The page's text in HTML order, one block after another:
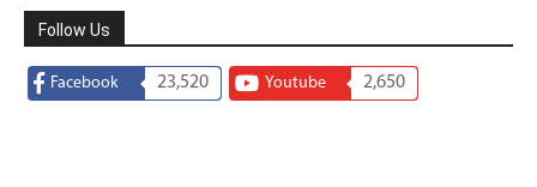
Follow Us
Facebook 23,520 Youtube 2,650